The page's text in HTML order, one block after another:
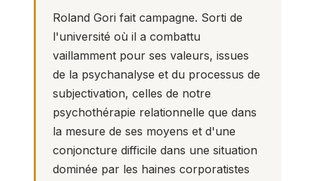
Roland Gori fait campagne. Sorti de
l'université où il a combattu
vaillamment pour ses valeurs, issues
de la psychanalyse et du processus de
subjectivation, celles de notre
psychothérapie relationnelle que dans
la mesure de ses moyens et d'une
conjoncture difficile dans une situation
dominée par les haines corporatistes